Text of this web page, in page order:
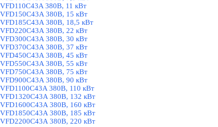
VFD110C43A 380В, 11 кВт
VFD150C43A 380В, 15 кВт
VFD185C43A 380В, 18,5 кВт
VFD220C43A 380В, 22 кВт
VFD300C43A 380В, 30 кВт
VFD370C43A 380В, 37 кВт
VFD450C43A 380В, 45 кВт
VFD550C43A 380В, 55 кВт
VFD750C43A 380В, 75 кВт
VFD900C43A 380В, 90 кВт
VFD1100C43A 380В, 110 кВт
VFD1320C43A 380В, 132 кВт
VFD1600C43A 380В, 160 кВт
VFD1850C43A 380В, 185 кВт
VFD2200C43A 380В, 220 кВт